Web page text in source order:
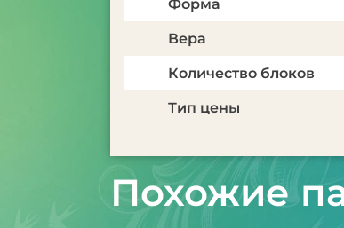
Форма
Вера
Количество блоков
Тип цены
Похожие